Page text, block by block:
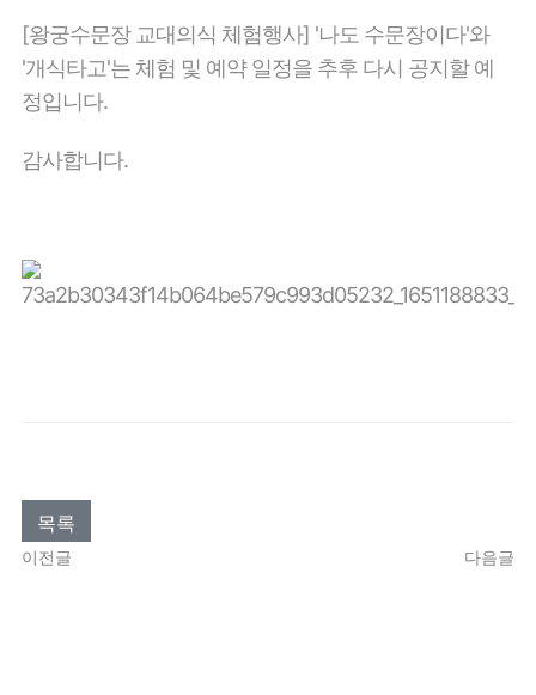
[왕궁수문장 교대의식 체험행사] '나도 수문장이다'와
'개식타고'는 체험 및 예약 일정을 추후 다시 공지할 예
정입니다.
감사합니다.
목록
이전글 다음글